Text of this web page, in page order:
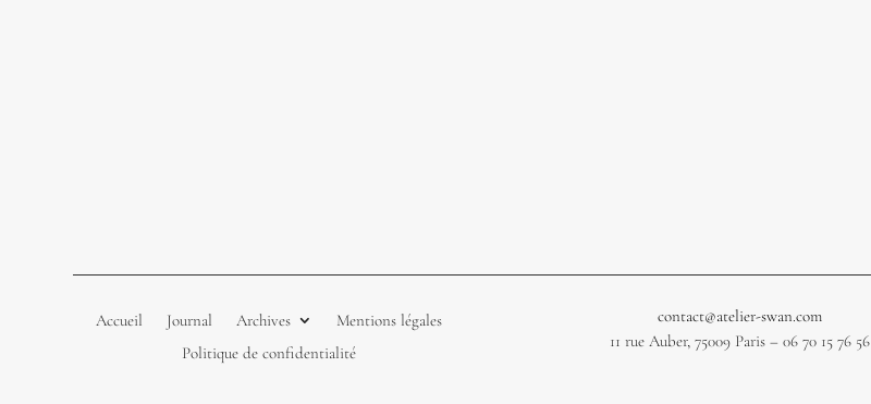
Accueil Journal Archives
Mentions légales
Politique de confidentialité
contact@atelier-swan.com
11 rue Auber, 75009 Paris – 06 70 15 76 56